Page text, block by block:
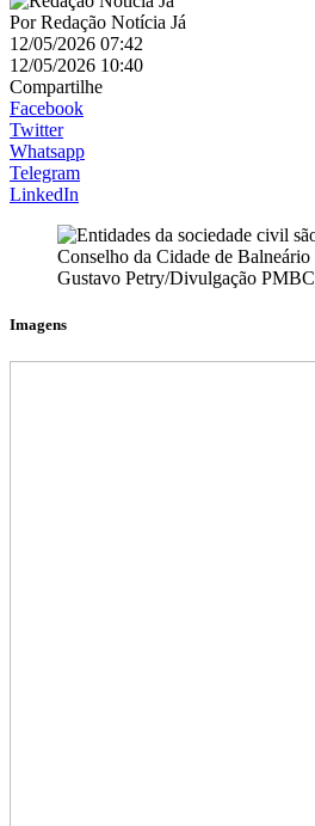
PorRedação Notícia Já
12/05/2026 07:42
12/05/2026 10:40
Compartilhe
Facebook
Twitter
Whatsapp
Telegram
LinkedIn
Gustavo Petry/Divulgação PMBC
Imagens